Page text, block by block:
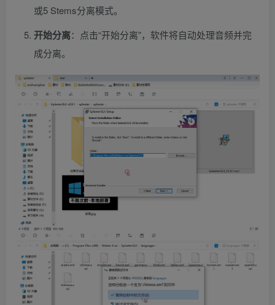
或5 Stems分离模式。
开始分离：点击“开始分离”，软件将自动处理音频并完
成分离。